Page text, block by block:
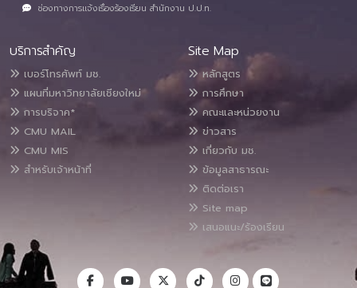
ช่องทางการแจ้งเรื่องร้องเรียน สำนักงาน ป.ป.ท.
บริการสำคัญ
เบอร์โทรศัพท์ มช.
แผนที่มหาวิทยาลัยเชียงใหม่
การบริจาค*
CMU MAIL
CMU MIS
สำหรับเจ้าหน้าที่
Site Map
หลักสูตร
การศึกษา
คณะและหน่วยงาน
ข่าวสาร
เกี่ยวกับ มช.
ข้อมูลสาธารณะ
ติดต่อเรา
Site map
เสนอแนะ/ร้องเรียน